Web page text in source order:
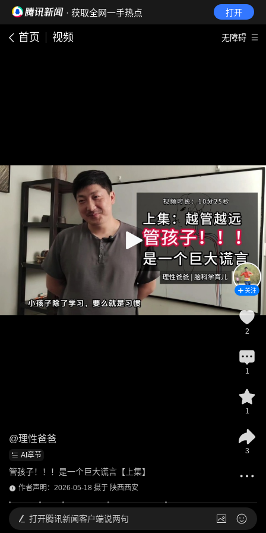
· 获取全网一手热点 打开
首页 视频 无障碍
@理性爸爸
AI章节
管孩子！！！是一个巨大谎言【上集】
作者声明：2026-05-18 摄于 陕西西安
关注
2
1
1
3
打开腾讯新闻客户端说两句